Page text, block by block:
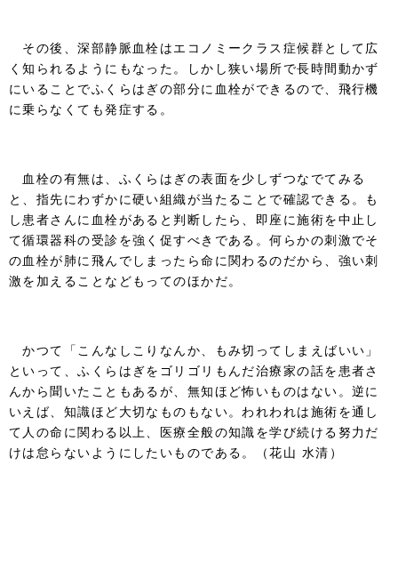
その後、深部静脈血栓はエコノミークラス症候群として広
く知られるようにもなった。しかし狭い場所で長時間動かず
にいることでふくらはぎの部分に血栓ができるので、飛行機
に乗らなくても発症する。
血栓の有無は、ふくらはぎの表面を少しずつなでてみる
と、指先にわずかに硬い組織が当たることで確認できる。も
し患者さんに血栓があると判断したら、即座に施術を中止し
て循環器科の受診を強く促すべきである。何らかの刺激でそ
の血栓が肺に飛んでしまったら命に関わるのだから、強い刺
激を加えることなどもってのほかだ。
かつて「こんなしこりなんか、もみ切ってしまえばいい」
といって、ふくらはぎをゴリゴリもんだ治療家の話を患者さ
んから聞いたこともあるが、無知ほど怖いものはない。逆に
いえば、知識ほど大切なものもない。われわれは施術を通し
て人の命に関わる以上、医療全般の知識を学び続ける努力だ
けは怠らないようにしたいものである。（花山 水清）